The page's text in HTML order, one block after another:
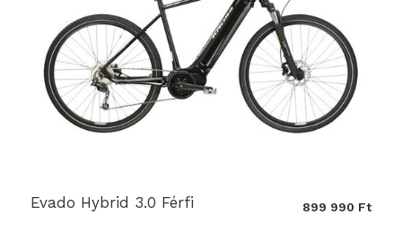
Evado Hybrid 3.0 Férfi 899 990 Ft